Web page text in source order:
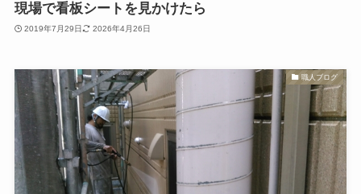
現場で看板シートを見かけたら
2019年7月29日 2026年4月26日
職人ブログ